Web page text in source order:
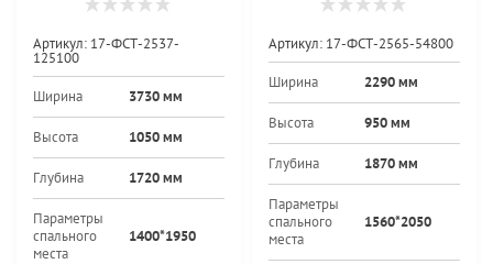
Артикул: 17-ФСТ-2537-
125100
Ширина 3730 мм
Высота 1050 мм
Глубина 1720 мм
Параметры
спального
места
1400*1950
Артикул: 17-ФСТ-2565-54800
Ширина 2290 мм
Высота 950 мм
Глубина 1870 мм
Параметры
спального
места
1560*2050